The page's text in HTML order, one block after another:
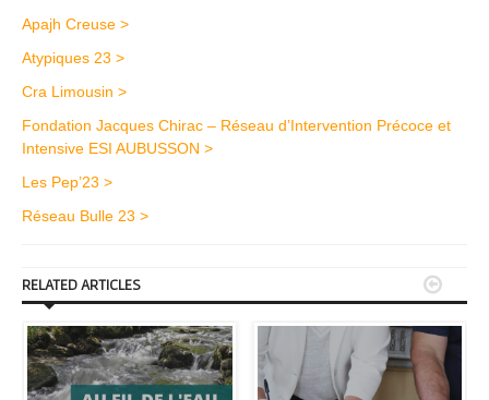
Apajh Creuse >
Atypiques 23 >
Cra Limousin >
Fondation Jacques Chirac – Réseau d’Intervention Précoce et
Intensive ESI AUBUSSON >
Les Pep’23 >
Réseau Bulle 23 >
RELATED ARTICLES 